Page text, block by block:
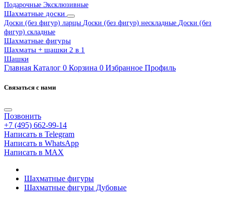
Подарочные Эксклюзивные
Шахматные доски
Доски (без фигур) ларцы Доски (без фигур) нескладные Доски (без
фигур) складные
Шахматные фигуры
Шахматы + шашки 2 в 1
Шашки
Главная Каталог 0 Корзина 0 Избранное Профиль
Связаться с нами
Позвонить
+7 (495) 662-99-14
Написать в Telegram
Написать в WhatsApp
Написать в MAX
Шахматные фигуры
Шахматные фигуры Дубовые